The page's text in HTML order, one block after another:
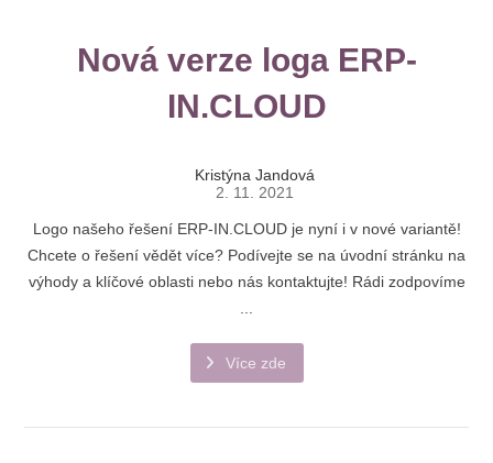
Nová verze loga ERP-
IN.CLOUD
Kristýna Jandová
2. 11. 2021
Logo našeho řešení ERP-IN.CLOUD je nyní i v nové variantě!
Chcete o řešení vědět více? Podívejte se na úvodní stránku na
výhody a klíčové oblasti nebo nás kontaktujte! Rádi zodpovíme
Více zde